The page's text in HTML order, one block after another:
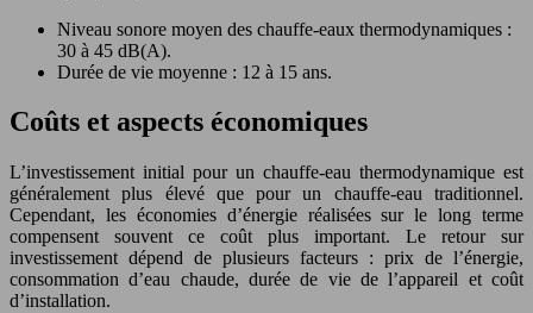
Niveau sonore moyen des chauffe-eaux thermodynamiques :
30 à 45 dB(A).
Durée de vie moyenne : 12 à 15 ans.
Coûts et aspects économiques
L’investissement initial pour un chauffe-eau thermodynamique est
généralement plus élevé que pour un chauffe-eau traditionnel.
Cependant, les économies d’énergie réalisées sur le long terme
compensent souvent ce coût plus important. Le retour sur
investissement dépend de plusieurs facteurs : prix de l’énergie,
consommation d’eau chaude, durée de vie de l’appareil et coût
d’installation.